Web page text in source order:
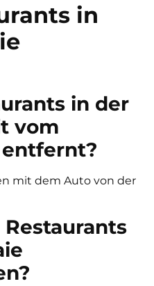
in
in der
vom
mit dem Auto von der